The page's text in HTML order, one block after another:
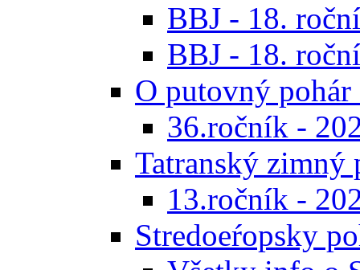
BBJ - 18.
BBJ - 18.
O putovný
36.ročník -
Tatranský zimný
13.ročník -
Stredoeŕopsky